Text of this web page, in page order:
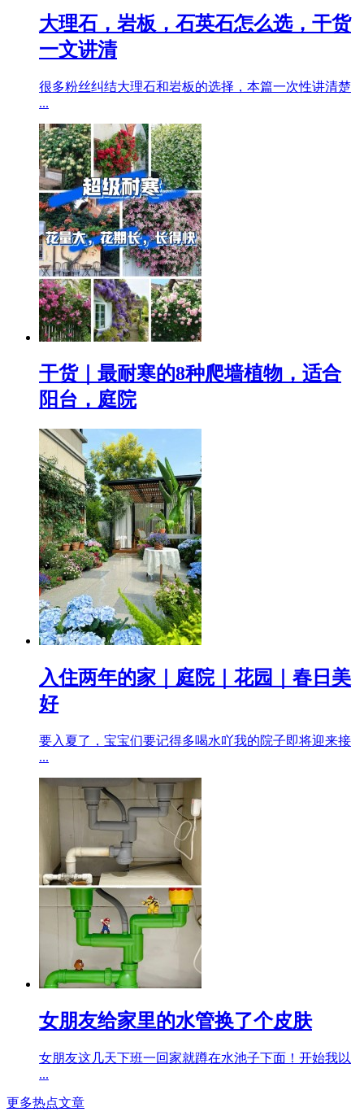
大理石，岩板，石英石怎么选，干货
一文讲清
很多粉丝纠结大理石和岩板的选择，本篇一次性讲清楚
...
干货｜最耐寒的8种爬墙植物，适合
阳台，庭院
入住两年的家｜庭院｜花园｜春日美
好
要入夏了，宝宝们要记得多喝水吖我的院子即将迎来接
...
女朋友给家里的水管换了个皮肤
女朋友这几天下班一回家就蹲在水池子下面！开始我以
...
更多热点文章